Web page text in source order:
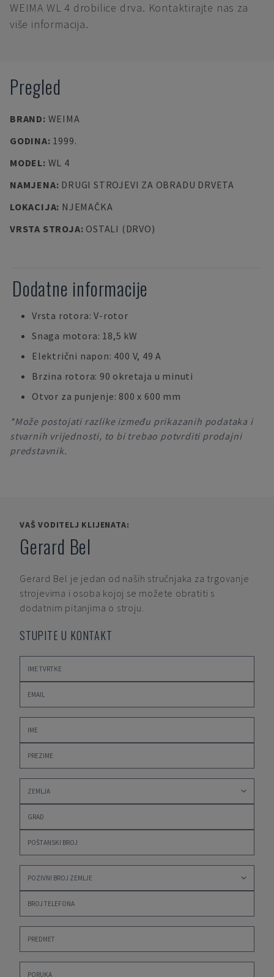
WEIMA WL 4 drobilice drva. Kontaktirajte nas za
više informacija.
Pregled
BRAND: WEIMA
GODINA: 1999.
MODEL: WL 4
NAMJENA: DRUGI STROJEVI ZA OBRADU DRVETA
LOKACIJA: NJEMAČKA
VRSTA STROJA: OSTALI (DRVO)
Dodatne informacije
Vrsta rotora: V-rotor
Snaga motora: 18,5 kW
Električni napon: 400 V, 49 A
Brzina rotora: 90 okretaja u minuti
Otvor za punjenje: 800 x 600 mm
*Može postojati razlike između prikazanih podataka i
stvarnih vrijednosti, to bi trebao potvrditi prodajni
predstavnik.
VAŠ VODITELJ KLIJENATA:
Gerard Bel
Gerard Bel je jedan od naših stručnjaka za trgovanje
strojevima i osoba kojoj se možete obratiti s
dodatnim pitanjima o stroju.
STUPITE U KONTAKT